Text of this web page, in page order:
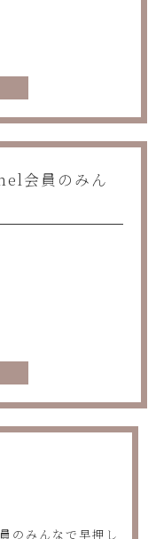
会員のみん
のみんなで早押し